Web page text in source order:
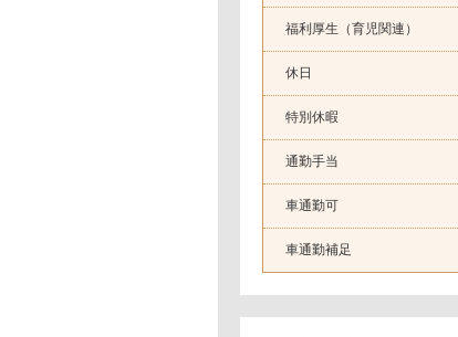
福利厚生（育児関連）
休日
特別休暇
通勤手当
車通勤可
車通勤補足